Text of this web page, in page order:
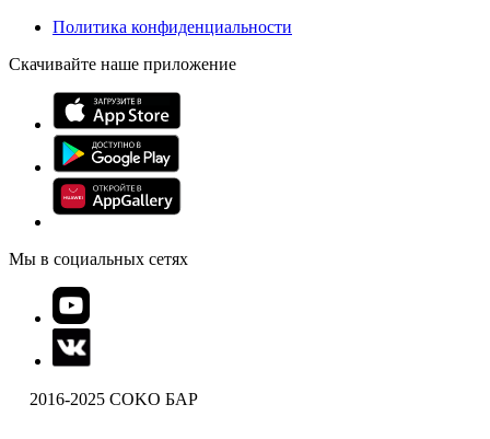
Политика конфиденциальности
Скачивайте наше приложение
Мы в социальных сетях
2016-2025 COKO БАР